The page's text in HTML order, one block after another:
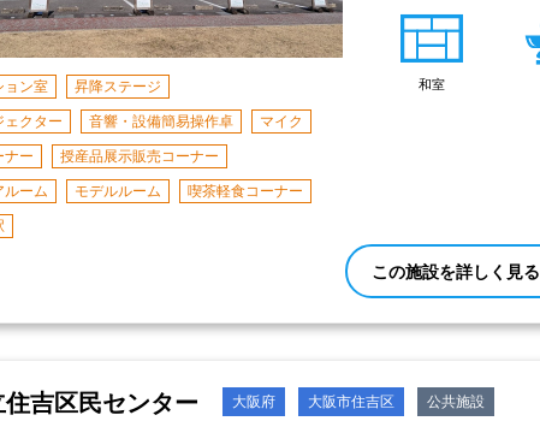
ョン室
昇降ステージ
ェクター
音響・設備簡易操作卓
マイク
ナー
授産品展示販売コーナー
ルーム
モデルルーム
喫茶軽食コーナー
和室
この施設を詳しく見る
吉区民センター 大阪府 大阪市住吉区 公共施設